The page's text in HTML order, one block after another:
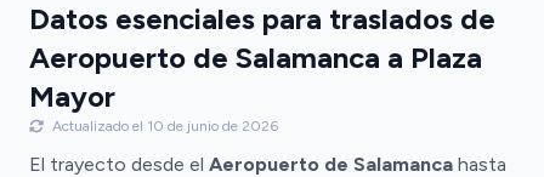
Datos esenciales para traslados de
Aeropuerto de Salamanca a Plaza
Mayor
Actualizado el 10 de junio de 2026
El trayecto desde el Aeropuerto de Salamanca hasta